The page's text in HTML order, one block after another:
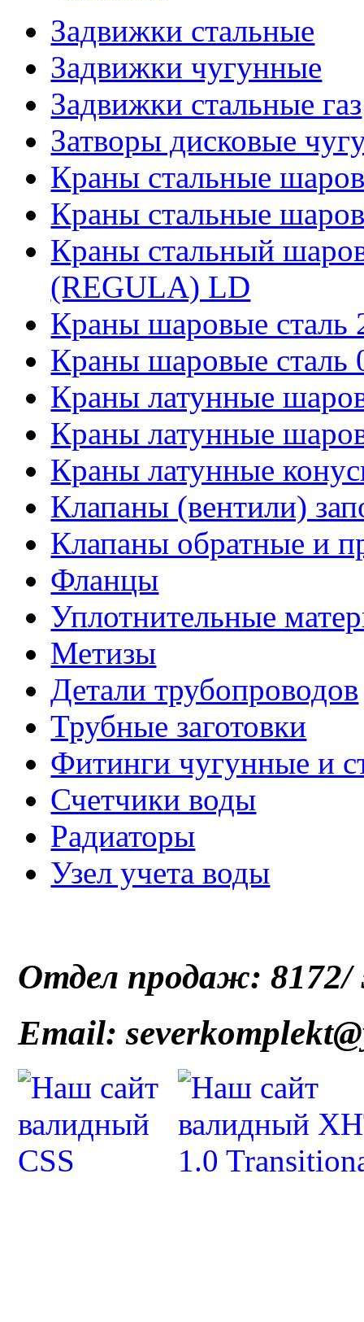
Задвижки стальные
Задвижки чугунные
Задвижки стальные газ
Затворы дисковые
Краны стальные
Краны стальные
Краны стальный
(REGULA) LD
Краны шаровые
Краны шаровые
Краны латунные
Краны латунные
Краны латунные
Клапаны (вентили)
Клапаны обратные и
Фланцы
Уплотнительные
Метизы
Детали трубопроводов
Трубные заготовки
Фитинги чугунные и
Счетчики воды
Радиаторы
Узел учета воды
Отдел продаж: 8172/
Email: